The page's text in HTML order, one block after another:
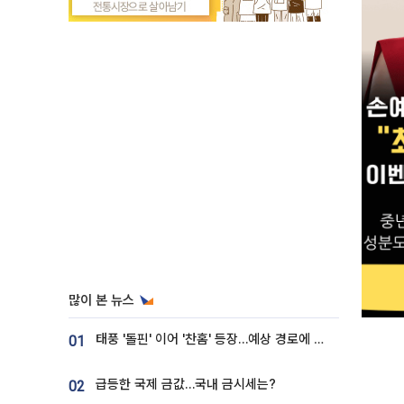
많이 본 뉴스
01 태풍 '돌핀' 이어 '찬홈' 등장…예상 경로에 한국 '한숨'
02 급등한 국제 금값…국내 금시세는?